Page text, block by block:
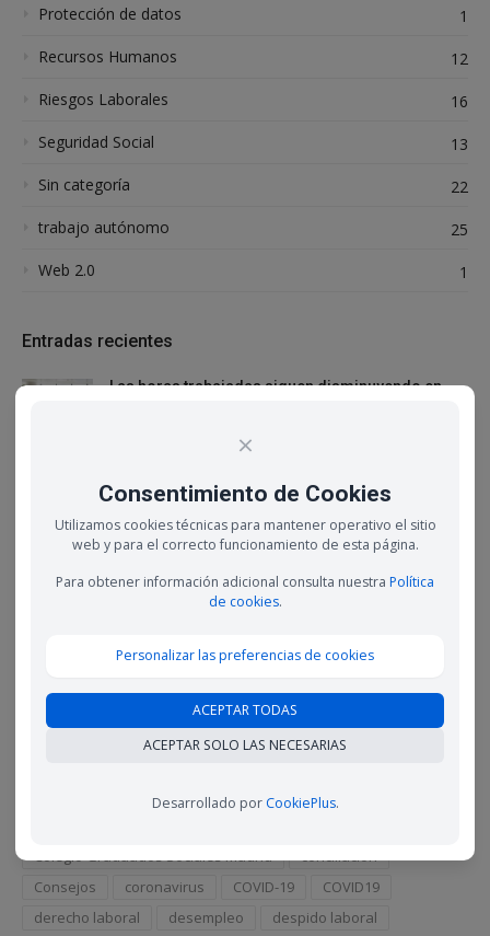
Protección de datos
1
Recursos Humanos
12
Riesgos Laborales
16
Seguridad Social
13
Sin categoría
22
trabajo autónomo
25
Web 2.0
1
Entradas recientes
Las horas trabajadas siguen disminuyendo en
indefinidos con mayor frecuencia de lo que
16 febrero, 2023
La desconexión digital, un derecho laboral que
cuesta cumplir
Autónomos especializados en contenido digital,
3 febrero, 2023
Colegio Graduados Sociales Madrid
conciliación
Consejos
coronavirus COVID-19
COVID19
derecho laboral
desempleo
despido laboral
×
Consentimiento de Cookies
Utilizamos cookies técnicas para mantener operativo el sitio
web y para el correcto funcionamiento de esta página.
Para obtener información adicional consulta nuestra Política
de cookies.
Personalizar las preferencias de cookies
ACEPTAR TODAS
ACEPTAR SOLO LAS NECESARIAS
Desarrollado por CookiePlus.